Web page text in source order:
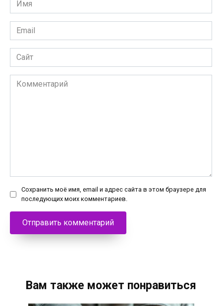
*
Email
*
Сайт
Комментарий
Сохранить моё имя, email и адрес сайта в этом браузере для
последующих моих комментариев.
Вам также может понравиться